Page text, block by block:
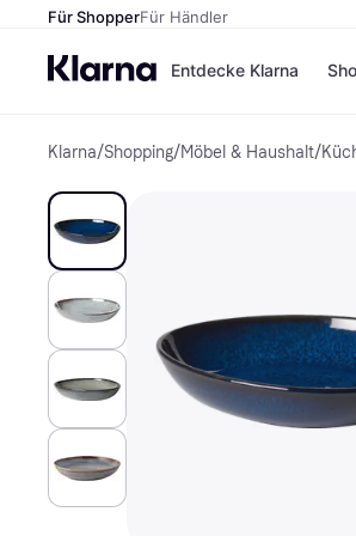
Für ShopperFür Händler
Entdecke Klarna
Klarna/Shopping/Möbel & Haushalt/